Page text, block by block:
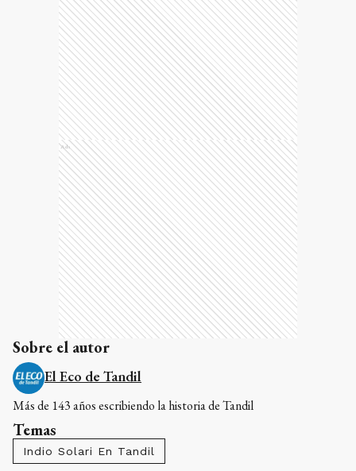
Ads
Sobre el autor
El Eco de Tandil
Más de 143 años escribiendo la historia de Tandil
Temas
Indio Solari En Tandil